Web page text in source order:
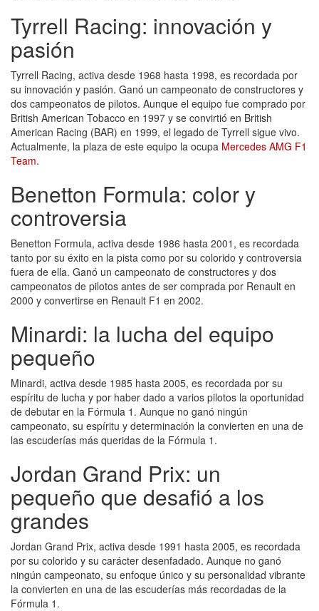
Tyrrell Racing: innovación y
pasión
Tyrrell Racing, activa desde 1968 hasta 1998, es recordada por
su innovación y pasión. Ganó un campeonato de constructores y
dos campeonatos de pilotos. Aunque el equipo fue comprado por
British American Tobacco en 1997 y se convirtió en British
American Racing (BAR) en 1999, el legado de Tyrrell sigue vivo.
Actualmente, la plaza de este equipo la ocupa Mercedes AMG F1
Team.
Benetton Formula: color y
controversia
Benetton Formula, activa desde 1986 hasta 2001, es recordada
tanto por su éxito en la pista como por su colorido y controversia
fuera de ella. Ganó un campeonato de constructores y dos
campeonatos de pilotos antes de ser comprada por Renault en
2000 y convertirse en Renault F1 en 2002.
Minardi: la lucha del equipo
pequeño
Minardi, activa desde 1985 hasta 2005, es recordada por su
espíritu de lucha y por haber dado a varios pilotos la oportunidad
de debutar en la Fórmula 1. Aunque no ganó ningún
campeonato, su espíritu y determinación la convierten en una de
las escuderías más queridas de la Fórmula 1.
Jordan Grand Prix: un
pequeño que desafió a los
grandes
Jordan Grand Prix, activa desde 1991 hasta 2005, es recordada
por su colorido y su carácter desenfadado. Aunque no ganó
ningún campeonato, su enfoque único y su personalidad vibrante
la convierten en una de las escuderías más recordadas de la
Fórmula 1.